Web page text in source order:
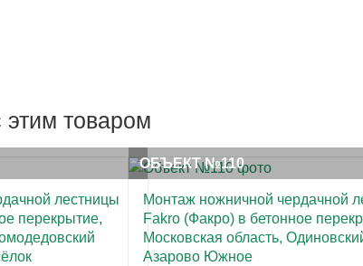
товаром
лестницы
перекрытие,
ОБЪЕКТ №110
Монтаж ножничной чердачной
Fakro (Факро) в бетонное
Московская область,
Азарово Южное